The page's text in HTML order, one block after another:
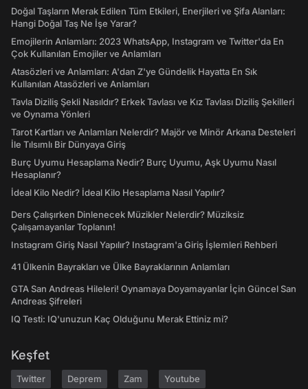
Doğal Taşların Merak Edilen Tüm Etkileri, Enerjileri ve Şifa Alanları:
Hangi Doğal Taş Ne İşe Yarar?
Emojilerin Anlamları: 2023 WhatsApp, Instagram ve Twitter'da En
Çok Kullanılan Emojiler ve Anlamları
Atasözleri ve Anlamları: A'dan Z'ye Gündelik Hayatta En Sık
Kullanılan Atasözleri ve Anlamları
Tavla Diziliş Şekli Nasıldır? Erkek Tavlası ve Kız Tavlası Diziliş Şekilleri
ve Oynama Yönleri
Tarot Kartları ve Anlamları Nelerdir? Majör ve Minör Arkana Desteleri
İle Tılsımlı Bir Dünyaya Giriş
Burç Uyumu Hesaplama Nedir? Burç Uyumu, Aşk Uyumu Nasıl
Hesaplanır?
İdeal Kilo Nedir? İdeal Kilo Hesaplama Nasıl Yapılır?
Ders Çalışırken Dinlenecek Müzikler Nelerdir? Müziksiz
Çalışamayanlar Toplanın!
Instagram Giriş Nasıl Yapılır? Instagram'a Giriş İşlemleri Rehberi
41 Ülkenin Bayrakları ve Ülke Bayraklarının Anlamları
GTA San Andreas Hileleri! Oynamaya Doyamayanlar İçin Güncel San
Andreas Şifreleri
IQ Testi: IQ'unuzun Kaç Olduğunu Merak Ettiniz mi?
Keşfet
Twitter Deprem Zam Youtube